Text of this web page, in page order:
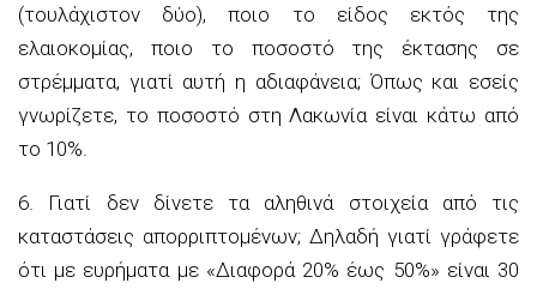
(τουλάχιστον δύο), ποιο το είδος εκτός της
ελαιοκομίας, ποιο το ποσοστό της έκτασης σε
στρέμματα, γιατί αυτή η αδιαφάνεια; Όπως και εσείς
γνωρίζετε, το ποσοστό στη Λακωνία είναι κάτω από
το 10%.
6. Γιατί δεν δίνετε τα αληθινά στοιχεία από τις
καταστάσεις απορριπτομένων; Δηλαδή γιατί γράφετε
ότι με ευρήματα με «Διαφορά 20% έως 50%» είναι 30